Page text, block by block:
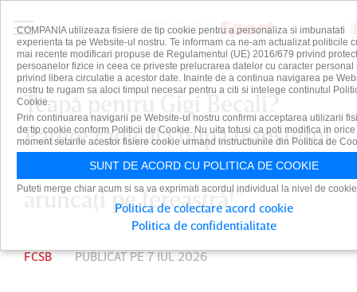
Ţeapă pentru Gigi Becali?
Părere radicală după transferul
lui Gnahore la FCSB: ”Bani
aruncaţi pe fereastră!”
FCSB PUBLICAT PE 7 IUL 2026
COMPANIA utilizeaza fisiere de tip cookie pentru a personaliza si imbunatati
experienta ta pe Website-ul nostru. Te informam ca ne-am actualizat politicile
mai recente modificari propuse de Regulamentul (UE) 2016/679 privind
persoanelor fizice in ceea ce priveste prelucrarea datelor cu caracter personal
privind libera circulatie a acestor date. Inainte de a continua navigarea pe
nostru te rugam sa aloci timpul necesar pentru a citi si intelege continutul
Cookie.
Prin continuarea navigarii pe Website-ul nostru confirmi acceptarea utilizarii
de tip cookie conform Politicii de Cookie. Nu uita totusi ca poti modifica in orice
moment setarile acestor fisiere cookie urmand instructiunile din Politica de
SUNT DE ACORD CU POLITICA DE COOKIE
Puteti merge chiar acum si sa va exprimati acordul individual la nivel de
Politica de colectare acord cookie
Politica de confidentialitate